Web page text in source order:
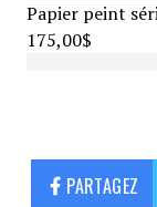
Papier peint
175,00$
PARTAGEZ